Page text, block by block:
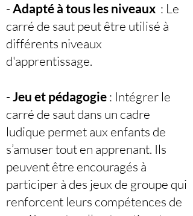
- Adapté à tous les niveaux : Le
carré de saut peut être utilisé à
différents niveaux
d'apprentissage.
- Jeu et pédagogie : Intégrer le
carré de saut dans un cadre
ludique permet aux enfants de
s’amuser tout en apprenant. Ils
peuvent être encouragés à
participer à des jeux de groupe qui
renforcent leurs compétences de